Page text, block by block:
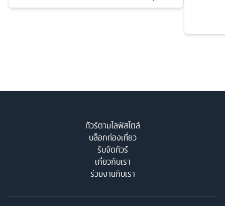
ทัวร์ตามไลฟ์สไตล์
บล็อกท่องเที่ยว
รับจัดทัวร์
เกี่ยวกับเรา
ร่วมงานกับเรา